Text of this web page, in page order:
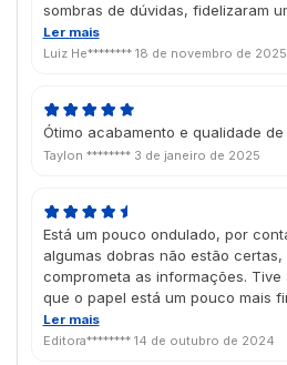
sombras de dúvidas, fidelizaram
Parabéns todo o time da Futura.
Ler mais
Luiz He******** 18 de novembro de 2025
Ótimo acabamento e qualidade de
Taylon ******** 3 de janeiro de 2025
Está um pouco ondulado, por
algumas dobras não estão certas,
comprometa as informações. Tive
que o papel está um pouco mais
últimos anos.
Ler mais
Editora******** 14 de outubro de 2024